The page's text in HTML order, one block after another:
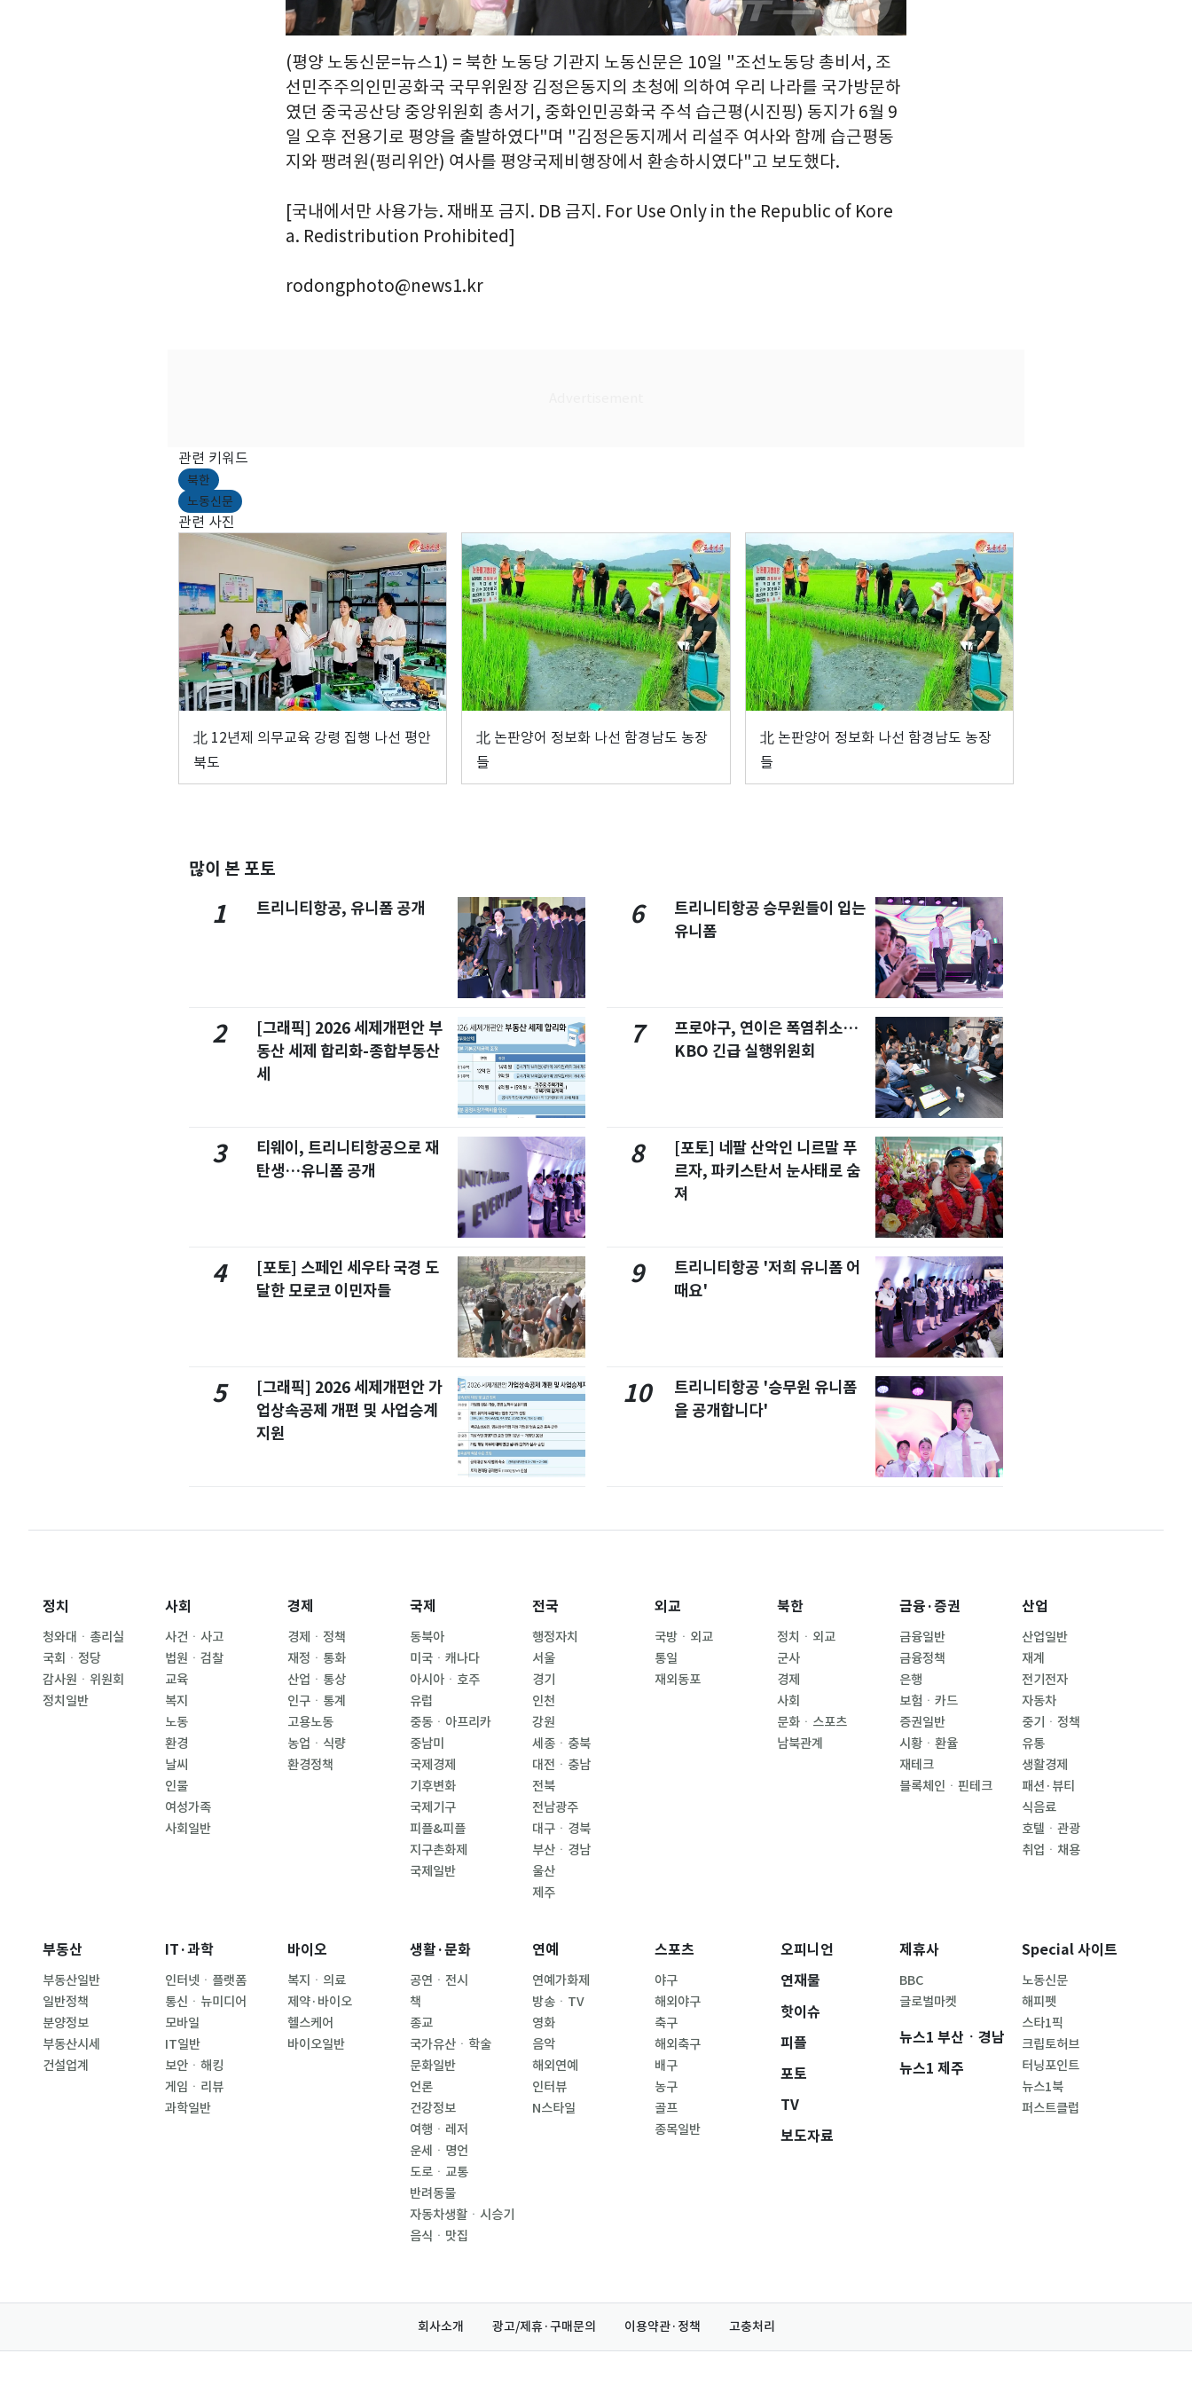
(평양 노동신문=뉴스1) = 북한 노동당 기관지 노동신문은 10일 "조선노동당 총비서, 조
선민주주의인민공화국 국무위원장 김정은동지의 초청에 의하여 우리 나라를 국가방문하
였던 중국공산당 중앙위원회 총서기, 중화인민공화국 주석 습근평(시진핑) 동지가 6월 9
일 오후 전용기로 평양을 출발하였다"며 "김정은동지께서 리설주 여사와 함께 습근평동
지와 팽려원(펑리위안) 여사를 평양국제비행장에서 환송하시였다"고 보도했다.
[국내에서만 사용가능. 재배포 금지. DB 금지. For Use Only in the Republic of Kore
a. Redistribution Prohibited]
rodongphoto@news1.kr
관련 키워드
북한
노동신문
관련 사진
北 12년제 의무교육 강령 집행 나선 평안
북도
北 논판양어 정보화 나선 함경남도 농장
들
北 논판양어 정보화 나선 함경남도 농장
들
많이 본 포토
1 트리니티항공, 유니폼 공개
2
[그래픽] 2026 세제개편안 부
동산 세제 합리화-종합부동산
세
3
티웨이, 트리니티항공으로 재
탄생…유니폼 공개
4
[포토] 스페인 세우타 국경 도
달한 모로코 이민자들
5
[그래픽] 2026 세제개편안 가
업상속공제 개편 및 사업승계
지원
6
트리니티항공 승무원들이 입는
유니폼
7
프로야구, 연이은 폭염취소…
KBO 긴급 실행위원회
8
[포토] 네팔 산악인 니르말 푸
르자, 파키스탄서 눈사태로 숨
져
9
트리니티항공 '저희 유니폼 어
때요'
10
트리니티항공 '승무원 유니폼
을 공개합니다'
정치
청와대ㆍ총리실
국회ㆍ정당
감사원ㆍ위원회
정치일반
사회
사건ㆍ사고
법원ㆍ검찰
교육
복지
노동
환경
날씨
인물
여성가족
사회일반
경제
경제ㆍ정책
재정ㆍ통화
산업ㆍ통상
인구ㆍ통계
고용노동
농업ㆍ식량
환경정책
국제
동북아
미국ㆍ캐나다
아시아ㆍ호주
유럽
중동ㆍ아프리카
중남미
국제경제
기후변화
국제기구
피플&피플
지구촌화제
국제일반
전국
행정자치
서울
경기
인천
강원
세종ㆍ충북
대전ㆍ충남
전북
전남광주
대구ㆍ경북
부산ㆍ경남
울산
제주
외교
국방ㆍ외교
통일
재외동포
북한
정치ㆍ외교
군사
경제
사회
문화ㆍ스포츠
남북관계
금융·증권
금융일반
금융정책
은행
보험ㆍ카드
증권일반
시황ㆍ환율
재테크
블록체인ㆍ핀테크
산업
산업일반
재계
전기전자
자동차
중기ㆍ정책
유통
생활경제
패션·뷰티
식음료
호텔ㆍ관광
취업ㆍ채용
부동산
부동산일반
일반정책
분양정보
부동산시세
건설업계
IT·과학
인터넷ㆍ플랫폼
통신ㆍ뉴미디어
모바일
IT일반
보안ㆍ해킹
게임ㆍ리뷰
과학일반
바이오
복지ㆍ의료
제약·바이오
헬스케어
바이오일반
생활·문화
공연ㆍ전시
책
종교
국가유산ㆍ학술
문화일반
언론
건강정보
여행ㆍ레저
운세ㆍ명언
도로ㆍ교통
반려동물
자동차생활ㆍ시승기
음식ㆍ맛집
연예
연예가화제
방송ㆍTV
영화
음악
해외연예
인터뷰
N스타일
스포츠
야구
해외야구
축구
해외축구
배구
농구
골프
종목일반
오피니언
연재물
핫이슈
피플
포토
TV
보도자료
제휴사
BBC
글로벌마켓
뉴스1 부산ㆍ경남
뉴스1 제주
Special 사이트
노동신문
해피펫
스타1픽
크립토허브
터닝포인트
뉴스1북
퍼스트클럽
회사소개 광고/제휴·구매문의 이용약관·정책 고충처리